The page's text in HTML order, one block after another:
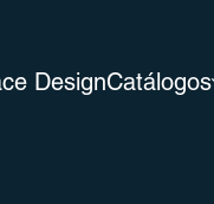
DesignCatálogos